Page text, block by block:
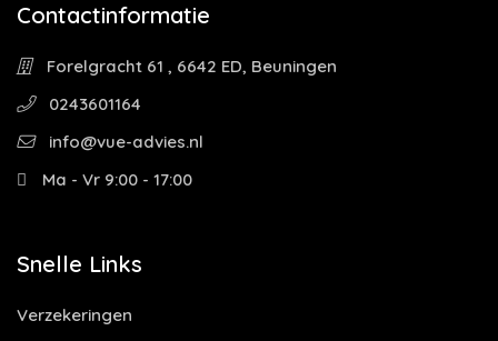
Contactinformatie
Forelgracht 61 , 6642 ED, Beuningen
0243601164
info@vue-advies.nl
Ma - Vr 9:00 - 17:00
Snelle Links
Verzekeringen